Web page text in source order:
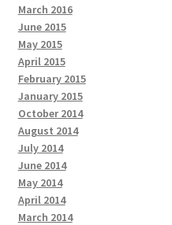
March 2016
June 2015
May 2015
April 2015
February 2015
January 2015
October 2014
August 2014
July 2014
June 2014
May 2014
April 2014
March 2014